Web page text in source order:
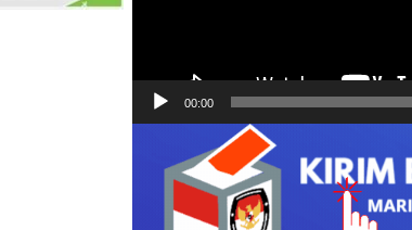
00:00